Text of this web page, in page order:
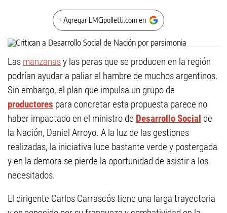
+ Agregar LMCipolletti.com en
Las manzanasy las peras que se producen en la región
podrían ayudar a paliar el hambre de muchos argentinos.
Sin embargo, el plan que impulsa un grupo de
productores para concretar esta propuesta parece no
haber impactado en el ministro de Desarrollo Social de
la Nación, Daniel Arroyo. A la luz de las gestiones
realizadas, la iniciativa luce bastante verde y postergada
y en la demora se pierde la oportunidad de asistir a los
necesitados.
El dirigente Carlos Carrascós tiene una larga trayectoria